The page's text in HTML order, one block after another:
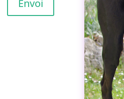
Envoi